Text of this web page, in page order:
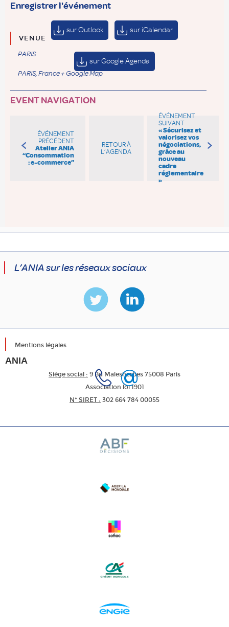
VENUE
PARIS
PARIS,France+ Google Map
Enregistrer l'événement
sur Outlook sur iCalendar
sur Google Agenda
EVENT NAVIGATION
ÉVÉNEMENT
PRÉCÉDENT
Atelier ANIA
“Consommation
: e-commerce”
RETOUR À
L’AGENDA
ÉVÉNEMENT
SUIVANT
« Sécurisez et
valorisez vos
négociations,
grâce au
nouveau
cadre
réglementaire
»
L’ANIA sur les réseaux sociaux
Mentions légales
ANIA
Siège social : 9 Bd Malesherbes 75008 Paris
Association loi 1901
N* SIRET : 302 664 784 00055